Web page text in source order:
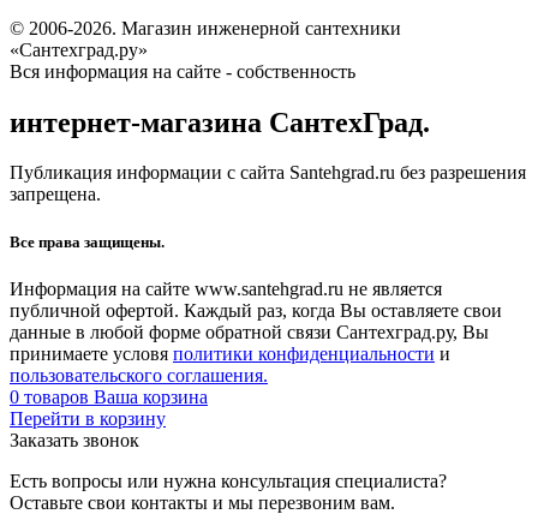
© 2006-2026. Магазин инженерной сантехники
«Сантехград.ру»
Вся информация на сайте - собственность
интернет-магазина СантехГрад.
Публикация информации с сайта Santehgrad.ru без разрешения
запрещена.
Все права защищены.
Информация на сайте www.santehgrad.ru не является
публичной офертой. Каждый раз, когда Вы оставляете свои
данные в любой форме обратной связи Сантехград.ру, Вы
принимаете условя политики конфиденциальности и
пользовательского соглашения.
0 товаров Ваша корзина
Перейти в корзину
Заказать звонок
Есть вопросы или нужна консультация специалиста?
Оставьте свои контакты и мы перезвоним вам.